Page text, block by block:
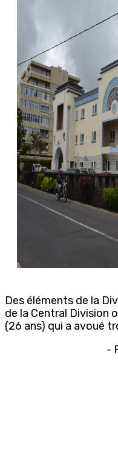
Des éléments de la
de la Central Division
(26 ans) qui a avoué
-